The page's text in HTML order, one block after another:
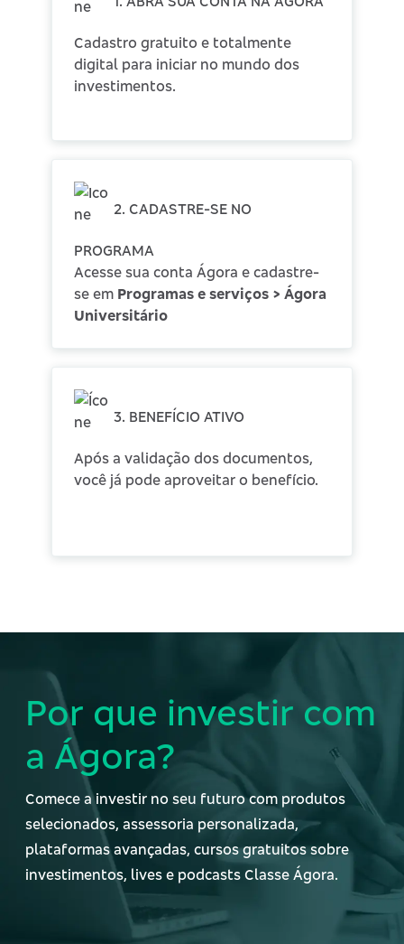
Cadastro gratuito e totalmente
digital para iniciar no mundo dos
investimentos.
2. CADASTRE-SE NO
PROGRAMA
Acesse sua conta Ágora e cadastre-
se em Programas e serviços > Ágora
Universitário
3. BENEFÍCIO ATIVO
Após a validação dos documentos,
você já pode aproveitar o benefício.
Por que investir com
a Ágora?
Comece a investir no seu futuro com produtos
selecionados, assessoria personalizada,
plataformas avançadas, cursos gratuitos sobre
investimentos, lives e podcasts Classe Ágora.